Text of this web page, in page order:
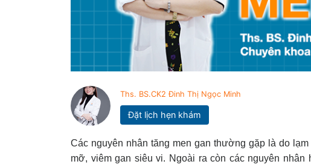
Ths. BS.CK2 Đinh Thị Ngọc Minh
Đặt lịch hẹn khám
Các nguyên nhân tăng men gan thường gặp là do
mỡ, viêm gan siêu vi. Ngoài ra còn các nguyên